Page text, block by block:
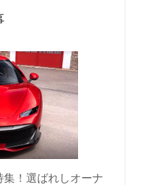
！選ばれしオーナ